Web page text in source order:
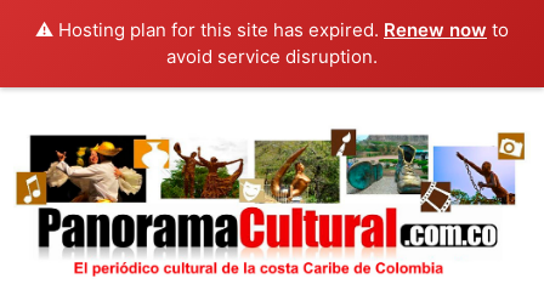
⚠️ Hosting plan for this site has expired. Renew now to
avoid service disruption.